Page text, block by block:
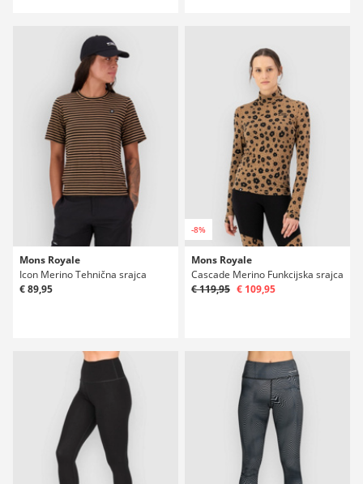
Mons Royale
Icon Merino Tehnična srajca
€ 89,95
-8%
Mons Royale
Cascade Merino Funkcijska srajca
€ 119,95 € 109,95